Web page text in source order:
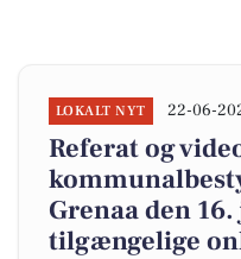
LOKALT NYT 22-06-
Referat og
Grenaa den
tilgængelige